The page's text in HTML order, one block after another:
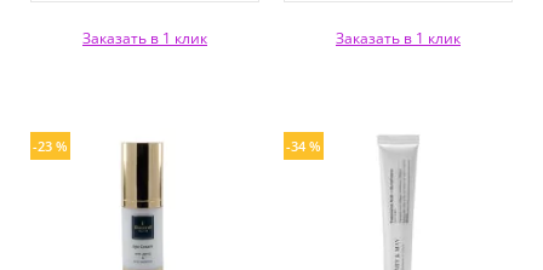
Заказать в 1 клик Заказать в 1 клик
-23 % -34 %